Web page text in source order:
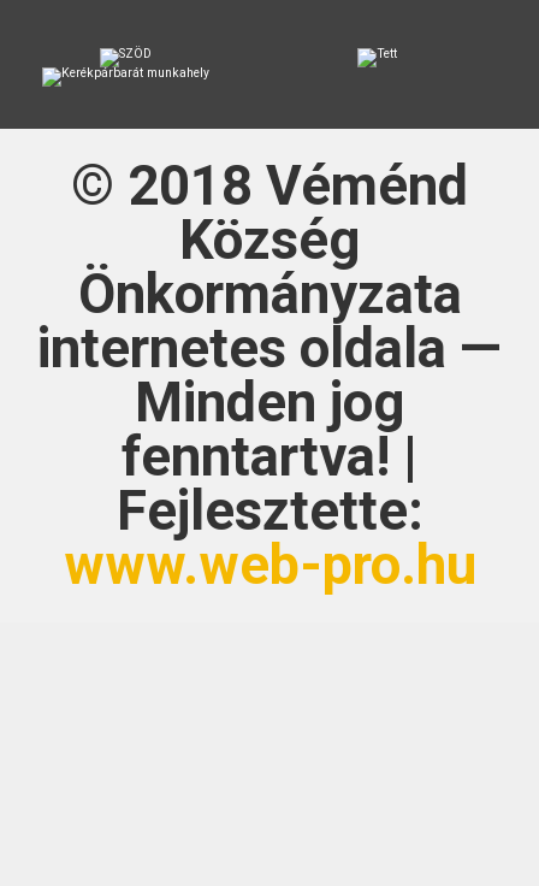
© 2018 Véménd
Község
Önkormányzata
internetes oldala —
Minden jog
fenntartva! |
Fejlesztette:
www.web-pro.hu